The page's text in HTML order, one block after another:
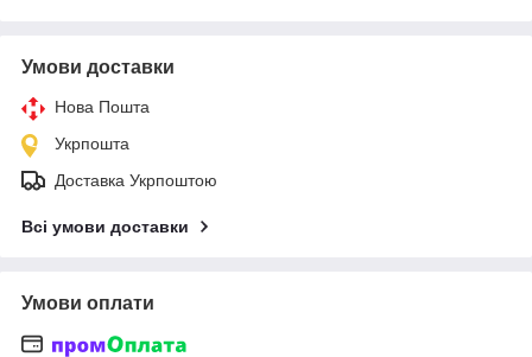
Умови доставки
Нова Пошта
Укрпошта
Доставка Укрпоштою
Всі умови доставки
Умови оплати